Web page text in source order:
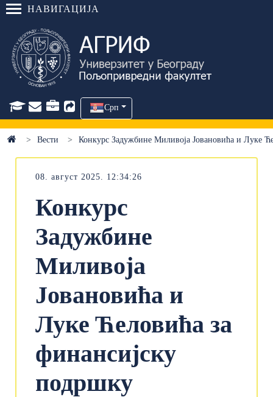
НАВИГАЦИЈА
Срп
Вести Конкурс Задужбине Миливоја Јовановића и Луке
08. август 2025. 12:34:26
Конкурс
Задужбине
Миливоја
Јовановића и
Луке Ћеловића за
финансијску
подршку